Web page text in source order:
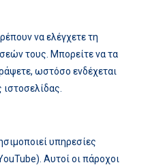
να ελέγχετε τη
τους. Μπορείτε να τα
ωστόσο ενδέχεται
υπηρεσίες
Αυτοί οι πάροχοι